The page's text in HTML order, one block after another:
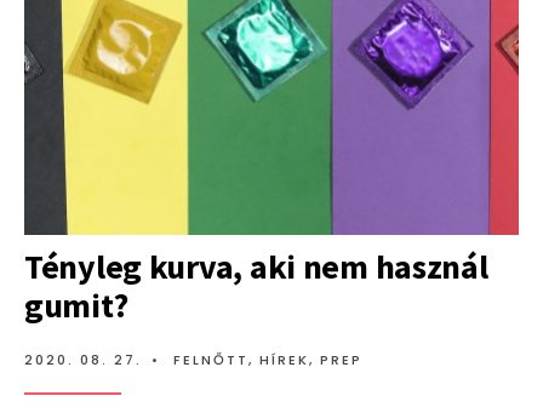
Tényleg kurva, aki nem használ
gumit?
2020. 08. 27. • FELNŐTT, HÍREK, PREP